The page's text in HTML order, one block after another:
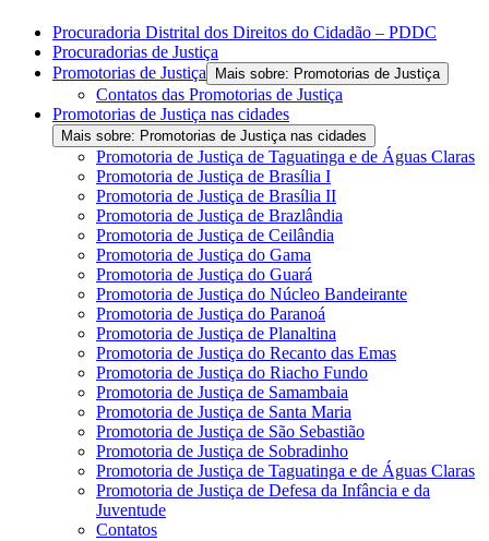
Procuradoria Distrital dos Direitos do Cidadão – PDDC
Procuradorias de Justiça
Promotorias de Justiça
Mais sobre: Promotorias de Justiça
Contatos das Promotorias de Justiça
Promotorias de Justiça nas cidades
Mais sobre: Promotorias de Justiça nas cidades
Promotoria de Justiça de Taguatinga e de Águas Claras
Promotoria de Justiça de Brasília I
Promotoria de Justiça de Brasília II
Promotoria de Justiça de Brazlândia
Promotoria de Justiça de Ceilândia
Promotoria de Justiça do Gama
Promotoria de Justiça do Guará
Promotoria de Justiça do Núcleo Bandeirante
Promotoria de Justiça do Paranoá
Promotoria de Justiça de Planaltina
Promotoria de Justiça do Recanto das Emas
Promotoria de Justiça do Riacho Fundo
Promotoria de Justiça de Samambaia
Promotoria de Justiça de Santa Maria
Promotoria de Justiça de São Sebastião
Promotoria de Justiça de Sobradinho
Promotoria de Justiça de Taguatinga e de Águas Claras
Promotoria de Justiça de Defesa da Infância e da
Juventude
Contatos